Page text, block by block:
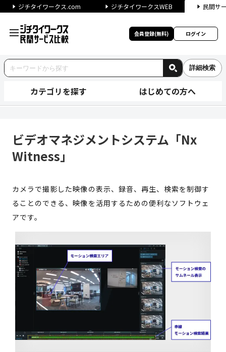
ジチタイワークス.com ジチタイワークスWEB 民間サ
会員登録(無料) ログイン
詳細検索
カテゴリを探す はじめての方へ
ビデオマネジメントシステム「Nx
Witness」
カメラで撮影した映像の表示、録音、再生、検索を制御す
ることのできる、映像を活用するための便利なソフトウェ
アです。